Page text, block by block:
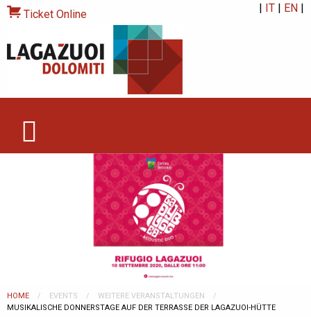
Ticket Online | IT | EN |
HOME EVENTS
WEITERE VERANSTALTUNGEN
CURRENT:
MUSIKALISCHE DONNERSTAGE AUF DER TERRASSE DER LAGAZUOI-HÜTTE